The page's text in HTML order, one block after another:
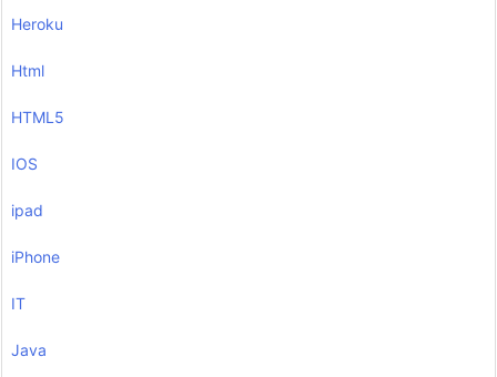
Heroku
Html
HTML5
IOS
ipad
iPhone
IT
Java